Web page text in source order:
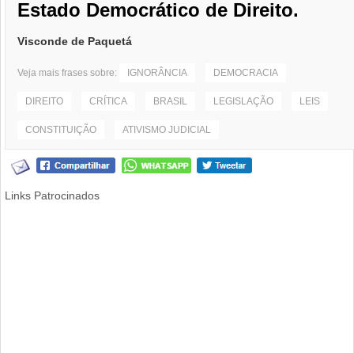
Estado Democrático de Direito.
Visconde de Paquetá
Veja mais frases sobre: IGNORÂNCIA DEMOCRACIA
DIREITO CRÍTICA BRASIL LEGISLAÇÃO LEIS
CONSTITUIÇÃO ATIVISMO JUDICIAL
Links Patrocinados